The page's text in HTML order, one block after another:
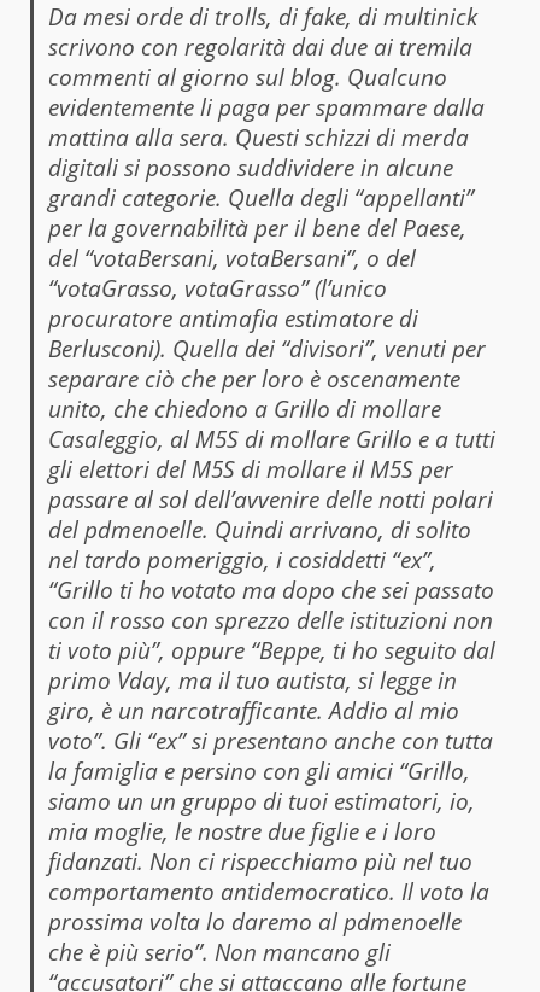
Da mesi orde di trolls, di fake, di multinick
scrivono con regolarità dai due ai tremila
commenti al giorno sul blog. Qualcuno
evidentemente li paga per spammare dalla
mattina alla sera. Questi schizzi di merda
digitali si possono suddividere in alcune
grandi categorie. Quella degli “appellanti”
per la governabilità per il bene del Paese,
del “votaBersani, votaBersani”, o del
“votaGrasso, votaGrasso” (l’unico
procuratore antimafia estimatore di
Berlusconi). Quella dei “divisori”, venuti per
separare ciò che per loro è oscenamente
unito, che chiedono a Grillo di mollare
Casaleggio, al M5S di mollare Grillo e a tutti
gli elettori del M5S di mollare il M5S per
passare al sol dell’avvenire delle notti polari
del pdmenoelle. Quindi arrivano, di solito
nel tardo pomeriggio, i cosiddetti “ex”,
“Grillo ti ho votato ma dopo che sei passato
con il rosso con sprezzo delle istituzioni non
ti voto più”, oppure “Beppe, ti ho seguito dal
primo Vday, ma il tuo autista, si legge in
giro, è un narcotrafficante. Addio al mio
voto”. Gli “ex” si presentano anche con tutta
la famiglia e persino con gli amici “Grillo,
siamo un un gruppo di tuoi estimatori, io,
mia moglie, le nostre due figlie e i loro
fidanzati. Non ci rispecchiamo più nel tuo
comportamento antidemocratico. Il voto la
prossima volta lo daremo al pdmenoelle
che è più serio”. Non mancano gli
“accusatori” che si attaccano alle fortune